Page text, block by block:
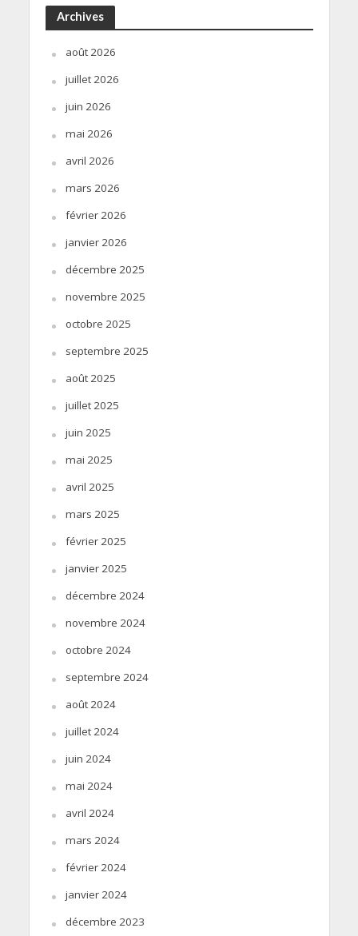
Archives
août 2026
juillet 2026
juin 2026
mai 2026
avril 2026
mars 2026
février 2026
janvier 2026
décembre 2025
novembre 2025
octobre 2025
septembre 2025
août 2025
juillet 2025
juin 2025
mai 2025
avril 2025
mars 2025
février 2025
janvier 2025
décembre 2024
novembre 2024
octobre 2024
septembre 2024
août 2024
juillet 2024
juin 2024
mai 2024
avril 2024
mars 2024
février 2024
janvier 2024
décembre 2023